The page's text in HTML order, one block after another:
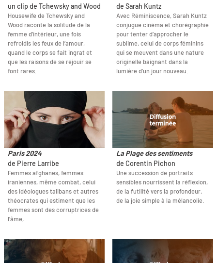
un clip de Tchewsky and Wood
Housewife de Tchewsky and
Wood raconte la solitude de la
femme d’intérieur, une fois
refroidis les feux de l’amour,
quand le corps se fait ingrat et
que les raisons de se réjouir se
font rares.
de Sarah Kuntz
Avec Réminiscence, Sarah Kuntz
conjugue cinéma et chorégraphie
pour tenter d’approcher le
sublime, celui de corps féminins
qui se meuvent dans une nature
originelle baignant dans la
lumière d’un jour nouveau.
Paris 2024
de Pierre Larribe
Femmes afghanes, femmes
iraniennes, même combat, celui
des idéologues talibans et autres
théocrates qui estiment que les
femmes sont des corruptrices de
l’âme,
La Plage des sentiments
de Corentin Pichon
Une succession de portraits
sensibles nourrissent la réflexion,
de la futilité vers la profondeur,
de la joie simple à la mélancolie.